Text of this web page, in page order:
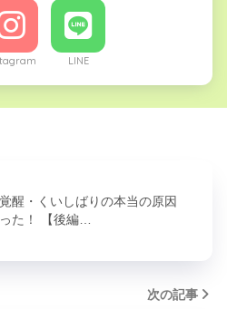
LINE
醒・くいしばりの本当の原因
た！ 【後編…
次の記事